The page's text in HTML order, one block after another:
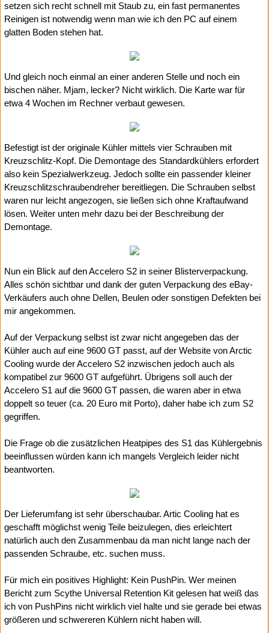
setzen sich recht schnell mit Staub zu, ein fast permanentes
Reinigen ist notwendig wenn man wie ich den PC auf einem
glatten Boden stehen hat.
Und gleich noch einmal an einer anderen Stelle und noch ein
bischen näher. Mjam, lecker? Nicht wirklich. Die Karte war für
etwa 4 Wochen im Rechner verbaut gewesen.
Befestigt ist der originale Kühler mittels vier Schrauben mit
Kreuzschlitz-Kopf. Die Demontage des Standardkühlers erfordert
also kein Spezialwerkzeug. Jedoch sollte ein passender kleiner
Kreuzschlitzschraubendreher bereitliegen. Die Schrauben selbst
waren nur leicht angezogen, sie ließen sich ohne Kraftaufwand
lösen. Weiter unten mehr dazu bei der Beschreibung der
Demontage.
Nun ein Blick auf den Accelero S2 in seiner Blisterverpackung.
Alles schön sichtbar und dank der guten Verpackung des eBay-
Verkäufers auch ohne Dellen, Beulen oder sonstigen Defekten bei
mir angekommen.
Auf der Verpackung selbst ist zwar nicht angegeben das der
Kühler auch auf eine 9600 GT passt, auf der Website von Arctic
Cooling wurde der Accelero S2 inzwischen jedoch auch als
kompatibel zur 9600 GT aufgeführt. Übrigens soll auch der
Accelero S1 auf die 9600 GT passen, die waren aber in etwa
doppelt so teuer (ca. 20 Euro mit Porto), daher habe ich zum S2
gegriffen.
Die Frage ob die zusätzlichen Heatpipes des S1 das Kühlergebnis
beeinflussen würden kann ich mangels Vergleich leider nicht
beantworten.
Der Lieferumfang ist sehr überschaubar. Artic Cooling hat es
geschafft möglichst wenig Teile beizulegen, dies erleichtert
natürlich auch den Zusammenbau da man nicht lange nach der
passenden Schraube, etc. suchen muss.
Für mich ein positives Highlight: Kein PushPin. Wer meinen
Bericht zum Scythe Universal Retention Kit gelesen hat weiß das
ich von PushPins nicht wirklich viel halte und sie gerade bei etwas
größeren und schwereren Kühlern nicht haben will.